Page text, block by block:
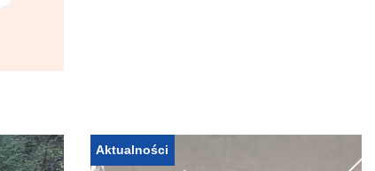
Aktualności